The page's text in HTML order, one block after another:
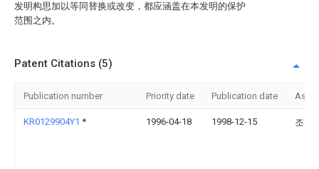
发明构思加以等同替换或改变，都应涵盖在本发明的保护
范围之内。
Patent Citations (5)
Publication number Priority date Publication date
KR0129904Y1 * 1996-04-18 1998-12-15 조기